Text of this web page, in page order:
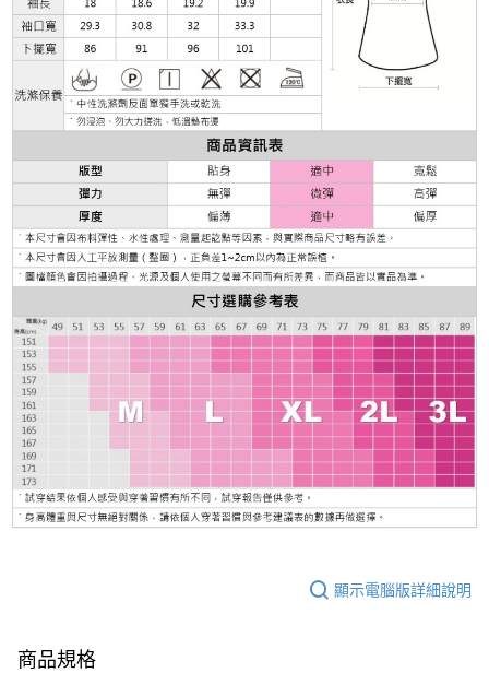
顯示電腦版詳細說明
商品規格